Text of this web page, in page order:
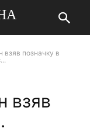
взяв позначку в
взяв